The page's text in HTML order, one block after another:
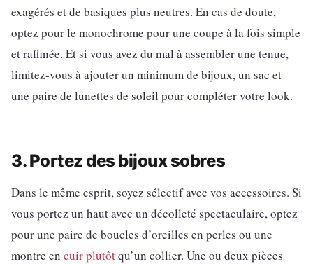
exagérés et de basiques plus neutres. En cas de doute,
optez pour le monochrome pour une coupe à la fois simple
et raffinée. Et si vous avez du mal à assembler une tenue,
limitez-vous à ajouter un minimum de bijoux, un sac et
une paire de lunettes de soleil pour compléter votre look.
3. Portez des bijoux sobres
Dans le même esprit, soyez sélectif avec vos accessoires. Si
vous portez un haut avec un décolleté spectaculaire, optez
pour une paire de boucles d’oreilles en perles ou une
montre en cuir plutôtqu’un collier. Une ou deux pièces